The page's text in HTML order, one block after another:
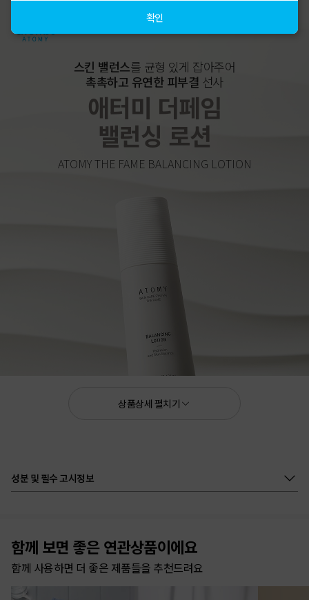
스킨 밸런스를 균형 있게 잡아주어
촉촉하고 유연한 피부결 선사
애터미 더페임
밸런싱 로션
ATOMY THE FAME BALANCING LOTION
피부 타입, 계절 상관없이
365일 유연한 아름다움
상품상세 펼치기
성분 및 필수 고시정보
함께 보면 좋은 연관상품이에요
함께 사용하면 더 좋은 제품들을 추천드려요
확인